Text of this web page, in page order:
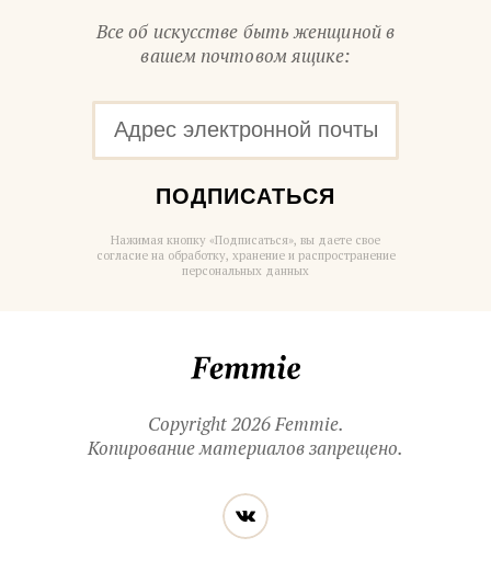
Все об искусстве быть женщиной в
вашем почтовом ящике:
ПОДПИСАТЬСЯ
Нажимая кнопку «Подписаться», вы даете свое
согласие на обработку, хранение и распространение
персональных данных
Copyright 2026 Femmie.
Копирование материалов запрещено.
Читайте
нас
в социальных